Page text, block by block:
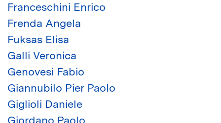
Franceschini Enrico
Frenda Angela
Fuksas Elisa
Galli Veronica
Genovesi Fabio
Giannubilo Pier Paolo
Giglioli Daniele
Giordano Paolo